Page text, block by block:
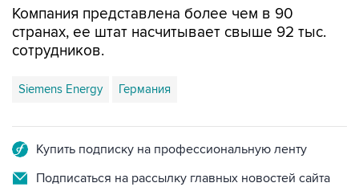
Компания представлена более чем в 90
странах, ее штат насчитывает свыше 92 тыс.
сотрудников.
Siemens Energy Германия
Купить подписку на профессиональную ленту
Подписаться на рассылку главных новостей сайта